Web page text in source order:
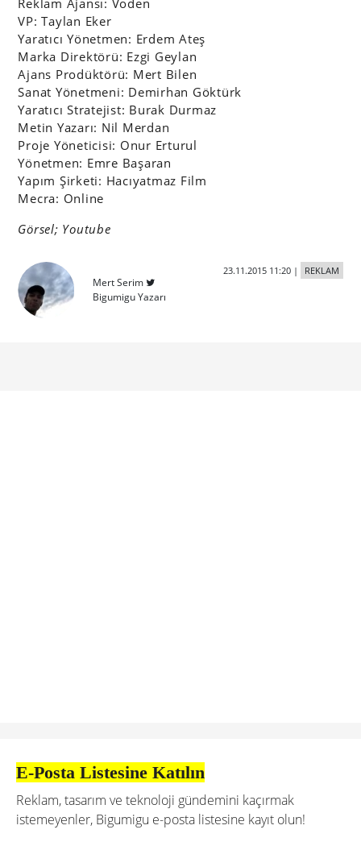
Reklam Ajansı: Voden
VP: Taylan Eker
Yaratıcı Yönetmen: Erdem Ateş
Marka Direktörü: Ezgi Geylan
Ajans Prodüktörü: Mert Bilen
Sanat Yönetmeni: Demirhan Göktürk
Yaratıcı Stratejist: Burak Durmaz
Metin Yazarı: Nil Merdan
Proje Yöneticisi: Onur Erturul
Yönetmen: Emre Başaran
Yapım Şirketi: Hacıyatmaz Film
Mecra: Online
Görsel; Youtube
Mert Serim
Bigumigu Yazarı
23.11.2015 11:20| REKLAM
E-Posta Listesine Katılın
Reklam, tasarım ve teknoloji gündemini kaçırmak
istemeyenler, Bigumigu e-posta listesine kayıt olun!